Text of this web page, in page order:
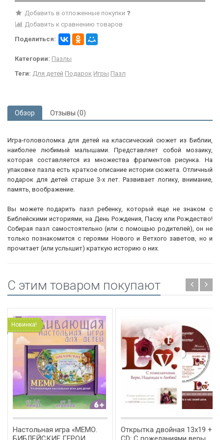
Добавить в отложенные покупки
Добавить к сравнению товаров
Поделиться:
Категории: Пазлы
Теги: Для детей Подарок Игры Пазл
Обзор Отзывы (0)
Игра-головоломка для детей на классический сюжет из Библии,
наиболее любимый малышами. Представляет собой мозаику,
которая составляется из множества фрагментов рисунка. На
упаковке пазла есть краткое описание истории сюжета. Отличный
подарок для детей старше 3-х лет. Развивает логику, внимание,
память, воображение.
Вы можете подарить пазл ребенку, который еще не знаком с
Библейскими историями, на День Рождения, Пасху или Рождество!
Собирая пазл самостоятельно (или с помощью родителей), он не
только познакомится с героями Нового и Ветхого заветов, но и
прочитает (или услышит) краткую историю о них.
C этим товаром покупают
Новинка!
Настольная игра «МЕМО.
Открытка двойная 13х19 +